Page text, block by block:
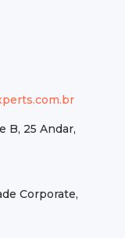
B, 25 Andar,
Corporate,